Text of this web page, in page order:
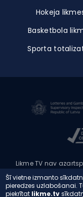
Hokeja
Basketbola
Sporta
Likme TV nav
Copyright © 2026
Šī vietne izmanto
pieredzes uzlabošanai.
piekrītat likme.tv